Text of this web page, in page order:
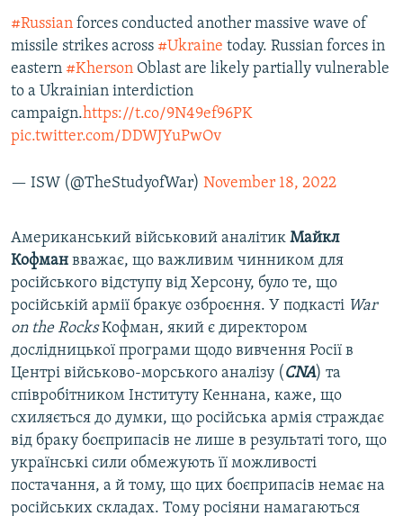
#Russian forces conducted another massive wave of
missile strikes across #Ukraine today. Russian forces in
eastern #Kherson Oblast are likely partially vulnerable
to a Ukrainian interdiction
campaign.https://t.co/9N49ef96PK
pic.twitter.com/DDWJYuPwOv
— ISW (@TheStudyofWar) November 18, 2022
Американський військовий аналітик Майкл
Кофман вважає, що важливим чинником для
російського відступу від Херсону, було те, що
російській армії бракує озброєння. У подкасті War
on the RocksКофман, який є директором
дослідницької програми щодо вивчення Росії в
Центрі військово-морського аналізу ( CNA) та
співробітником Інституту Кеннана, каже, що
схиляється до думки, що російська армія страждає
від браку боєприпасів не лише в результаті того, що
українські сили обмежують її можливості
постачання, а й тому, що цих боєприпасів немає на
російських складах. Тому росіяни намагаються